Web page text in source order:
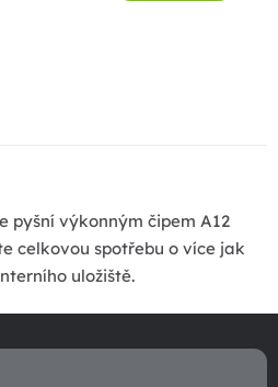
pyšní výkonným čipem A12
celkovou spotřebu o více jak
uložiště.